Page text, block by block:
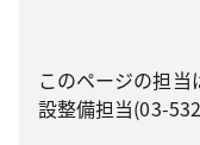
このページの担
設整備担当(03-